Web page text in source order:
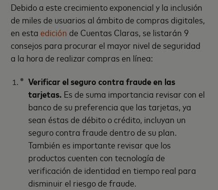
Debido a este crecimiento exponencial y la inclusión
de miles de usuarios al ámbito de compras digitales,
en estaedición de Cuentas Claras, se listarán 9
consejos para procurar el mayor nivel de seguridad
a la hora de realizar compras en línea:
Verificar el seguro contra fraude en las
tarjetas. Es de suma importancia revisar con el
banco de su preferencia que las tarjetas, ya
sean éstas de débito o crédito, incluyan un
seguro contra fraude dentro de su plan.
También es importante revisar que los
productos cuenten con tecnología de
verificación de identidad en tiempo real para
disminuir el riesgo de fraude.